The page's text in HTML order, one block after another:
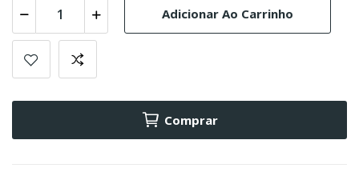
Adicionar Ao Carrinho
Comprar